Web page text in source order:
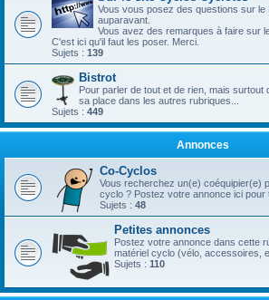
Vous vous posez des questions sur le
auparavant.
Vous avez des remarques à faire sur
C'est ici qu'il faut les poser. Merci.
Sujets : 139
Bistrot
Pour parler de tout et de rien, mais surtout
sa place dans les autres rubriques...
Sujets : 449
Annonces
Co-Cyclos
Vous recherchez un(e) coéquipier(e)
cyclo ? Postez votre annonce ici
Sujets : 48
Petites annonces
Postez votre annonce dans cette
matériel cyclo (vélo, accessoires,
Sujets : 110